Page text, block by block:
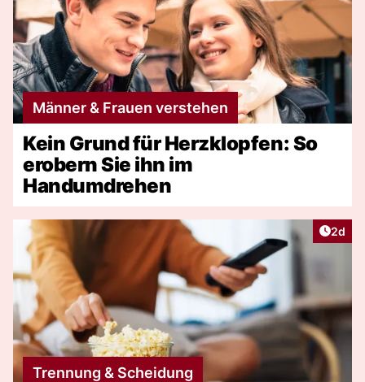
Männer & Frauen verstehen
Kein Grund für Herzklopfen: So
erobern Sie ihn im
Handumdrehen
2d
Trennung & Scheidung